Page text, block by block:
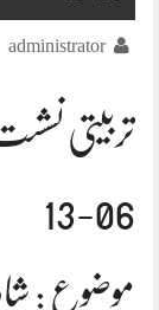
administrator
06-13
موضوع :